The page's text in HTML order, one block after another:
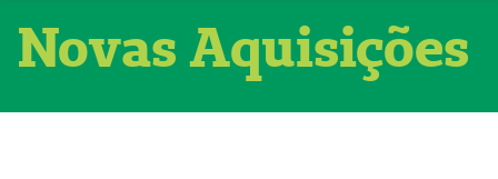
Novas Aquisições